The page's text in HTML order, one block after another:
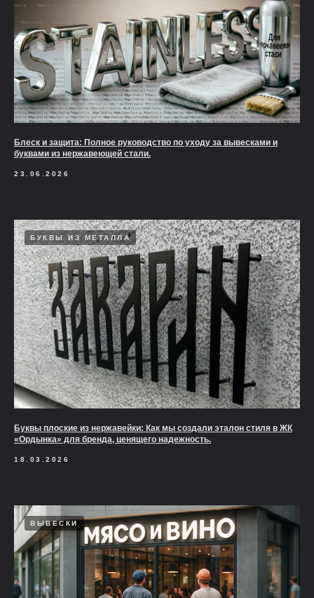
Блеск и защита: Полное руководство по уходу за вывесками и
буквами из нержавеющей стали.
23.06.2026
БУКВЫ ИЗ МЕТАЛЛА
Буквы плоские из нержавейки: Как мы создали эталон стиля в ЖК
«Ордынка» для бренда, ценящего надежность.
18.03.2026
ВЫВЕСКИ